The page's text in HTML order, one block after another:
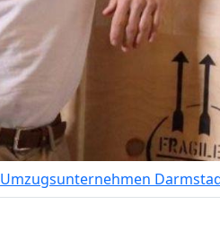
Umzugsunternehmen